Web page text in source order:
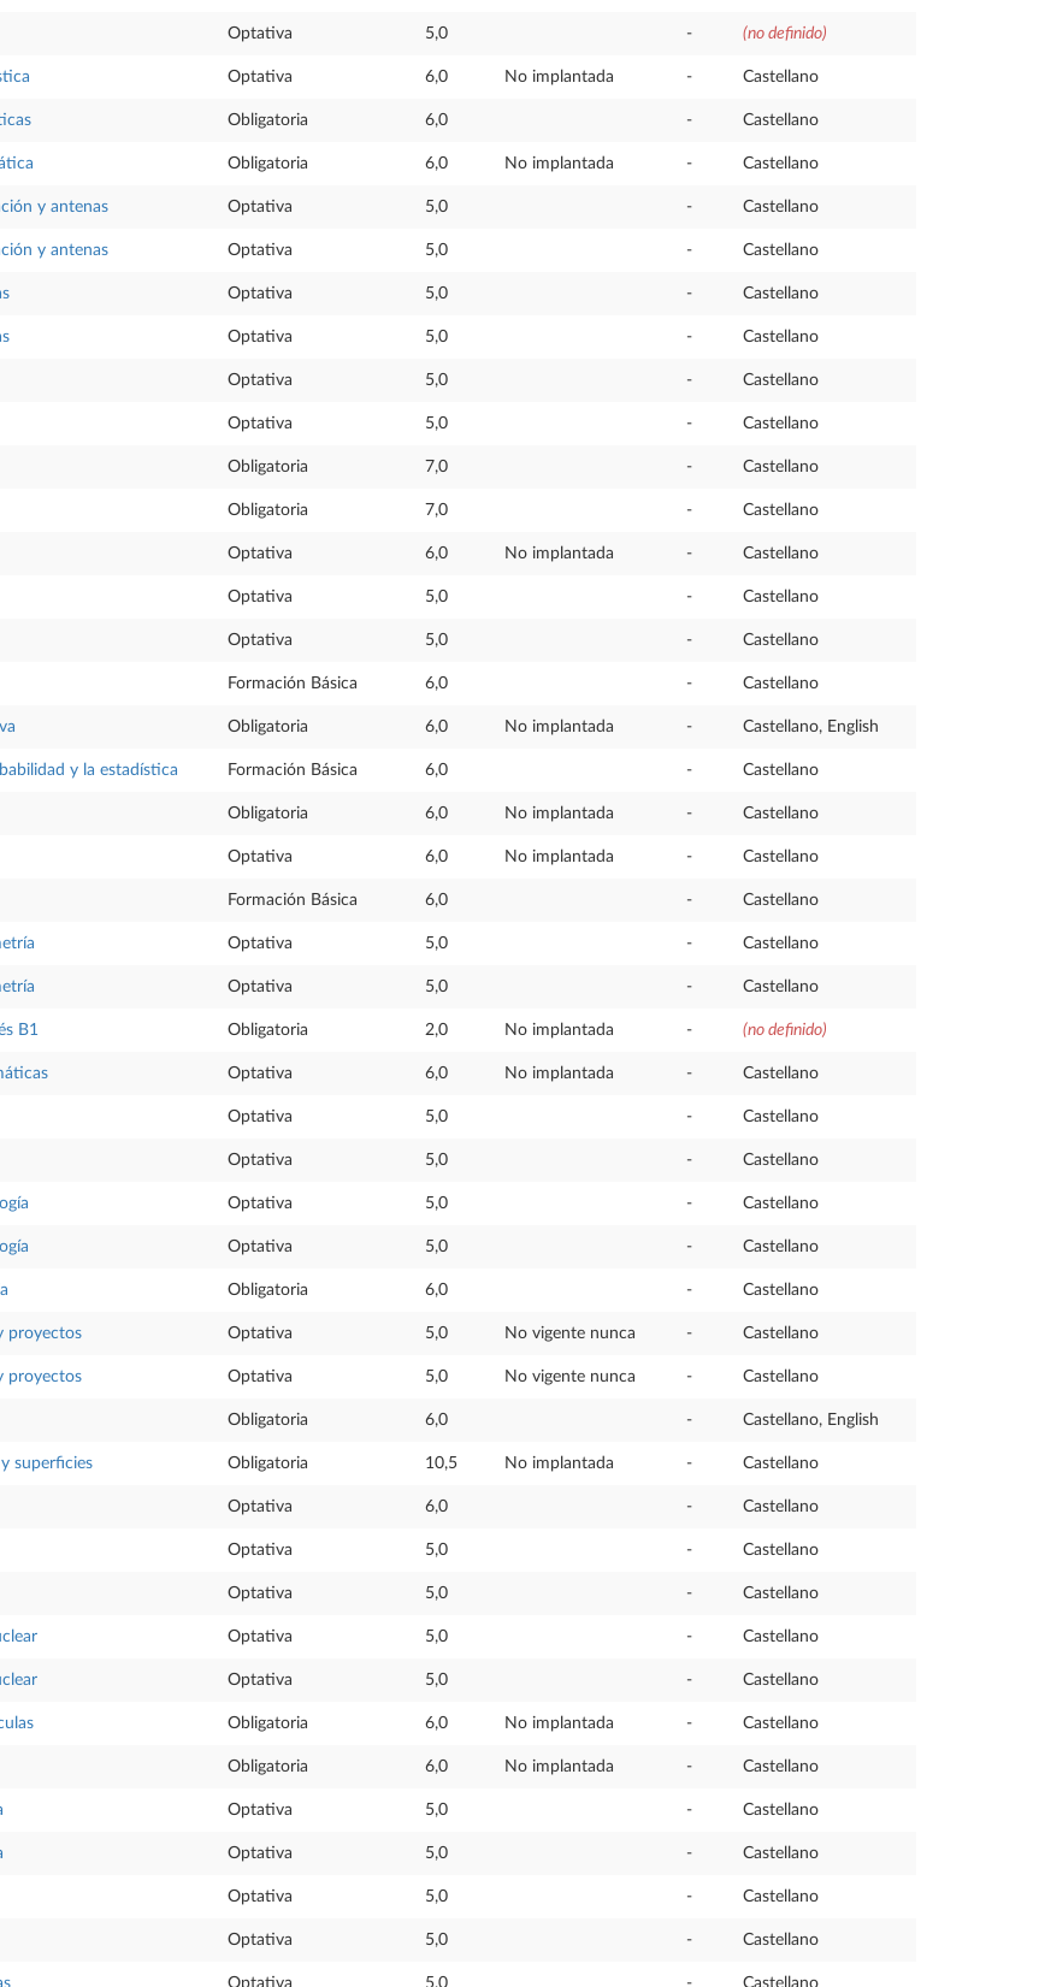
Optativa 5,0 - (no definido)
Optativa 6,0 No implantada - Castellano
Obligatoria 6,0 - Castellano
Obligatoria 6,0 No implantada - Castellano
y antenas Optativa 5,0 - Castellano
y antenas Optativa 5,0 - Castellano
Optativa 5,0 - Castellano
Optativa 5,0 - Castellano
Optativa 5,0 - Castellano
Optativa 5,0 - Castellano
Obligatoria 7,0 - Castellano
Obligatoria 7,0 - Castellano
Optativa 6,0 No implantada - Castellano
Optativa 5,0 - Castellano
Optativa 5,0 - Castellano
Formación Básica 6,0 - Castellano
Obligatoria 6,0 No implantada - Castellano, English
y la estadística Formación Básica 6,0 - Castellano
Obligatoria 6,0 No implantada - Castellano
Optativa 6,0 No implantada - Castellano
Formación Básica 6,0 - Castellano
Optativa 5,0 - Castellano
Optativa 5,0 - Castellano
B1 Obligatoria 2,0 No implantada - (no definido)
Optativa 6,0 No implantada - Castellano
Optativa 5,0 - Castellano
Optativa 5,0 - Castellano
Optativa 5,0 - Castellano
Optativa 5,0 - Castellano
Obligatoria 6,0 - Castellano
proyectos Optativa 5,0 No vigente nunca - Castellano
proyectos Optativa 5,0 No vigente nunca - Castellano
Obligatoria 6,0 - Castellano, English
superficies Obligatoria 10,5 No implantada - Castellano
Optativa 6,0 - Castellano
Optativa 5,0 - Castellano
Optativa 5,0 - Castellano
Optativa 5,0 - Castellano
Optativa 5,0 - Castellano
Obligatoria 6,0 No implantada - Castellano
Obligatoria 6,0 No implantada - Castellano
Optativa 5,0 - Castellano
Optativa 5,0 - Castellano
Optativa 5,0 - Castellano
Optativa 5,0 - Castellano
Optativa 5,0 - Castellano